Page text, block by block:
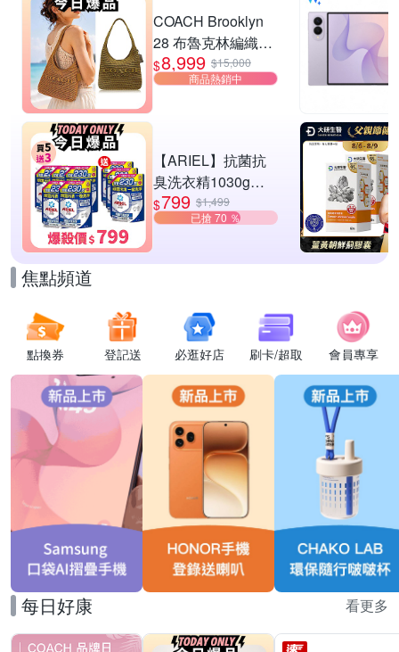
COACH Brooklyn
28 布魯克林編織款
單肩包-橄欖綠
$8,999 $15,000
商品熱銷中
【ARIEL】抗菌抗
臭洗衣精1030g補
充包 X8 (抗菌去漬/
室內晾曬) 兩款任選
$799 $1,499
已搶 70 ％
焦點頻道
點換券 登記送 必逛好店 刷卡/超取 會員專享
每日好康 看更多